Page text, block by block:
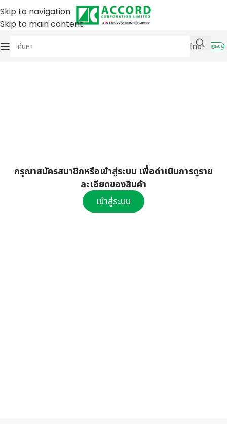
Skip to navigation
Skip to main content
ไทย
เข้าสู่ระบบ
กรุณาสมัครสมาชิกหรือเข้าสู่ระบบ เพื่อดำเนินการดูราย
ละเอียดของสินค้า
เข้าสู่ระบบ